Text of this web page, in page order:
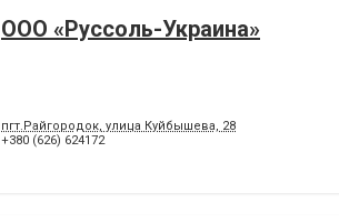
ООО «Руссоль-Украина»
пгт.Райгородок, улица Куйбышева, 28
+380 (626) 624172